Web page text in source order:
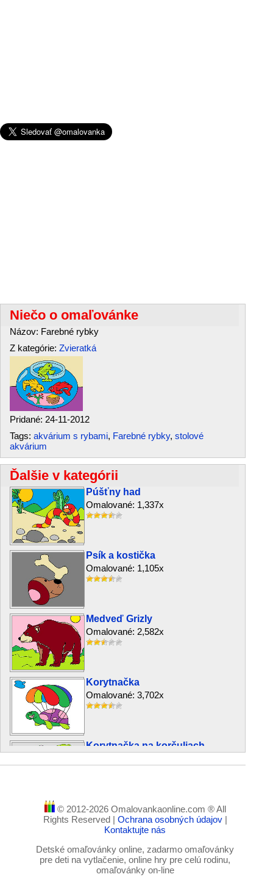
Niečo o omaľovánke
Názov: Farebné rybky
Z kategórie: Zvieratká
Pridané: 24-11-2012
Tags: akvárium s rybami, Farebné rybky, stolové
akvárium
Ďalšie v kategórii
Púšťny had
Omalované: 1,337x
Psík a kostička
Omalované: 1,105x
Medveď Grizly
Omalované: 2,582x
Korytnačka
Omalované: 3,702x
Korytnačka na korčuliach
Farebný had
Omalované: 1,317x
Slon a palma
© 2012-2026 Omalovankaonline.com ® All
Rights Reserved | Ochrana osobných údajov |
Kontaktujte nás
Detské omaľovánky online, zadarmo omaľovánky
pre deti na vytlačenie, online hry pre celú rodinu,
omaľovánky on-line